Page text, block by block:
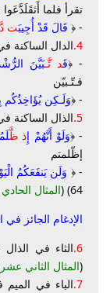
تقرأ فلما
- ﴿ قَالَ قَدْ أُجِيبَت دَّ
4. الدال الساكنة
- ﴿قَد تَّـبَيَّنَ
قـتّـبيّن
- ﴿وَلَـكِن يُؤَاخِذُكُم
5. الذال
- ﴿وَلَوْ أَنَّهُمْ إِذ ظَّ
إظّلمتم
- ﴿ وَلَن يَنفَعَكُمُ
64) (
المثال
الإدغام الجائز
6. الثاء في
(المثال الثاني عشر
7. الباء في